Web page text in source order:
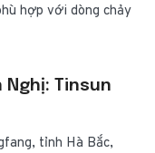
hợp với dòng chảy
Nghị: Tinsun
tỉnh Hà Bắc,